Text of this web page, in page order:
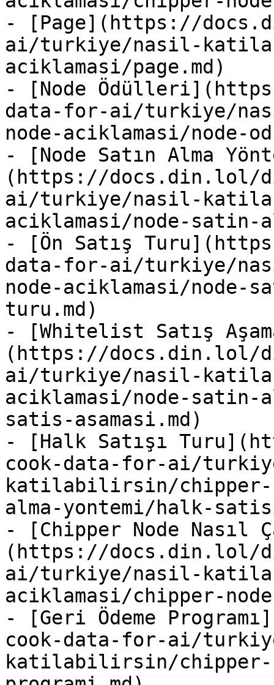
- [Page](https://
ai/turkiye/nasil-
aciklamasi/page.md)
- [Node
data-for-ai/turkiye/
node-aciklamasi/node-
- [Node Satın Alma
(https://docs.din.lol/
ai/turkiye/nasil-
aciklamasi/node-satin-
- [Ön Satış
data-for-ai/turkiye/
node-aciklamasi/node-
turu.md)
- [Whitelist Satış
(https://docs.din.lol/
ai/turkiye/nasil-
aciklamasi/node-
satis-asamasi.md)
- [Halk Satışı
cook-data-for-ai/
katilabilirsin/chipper-
alma-yontemi/halk-
- [Chipper Node Nasıl
(https://docs.din.lol/
ai/turkiye/nasil-
aciklamasi/chipper-
- [Geri Ödeme
cook-data-for-ai/
katilabilirsin/chipper-